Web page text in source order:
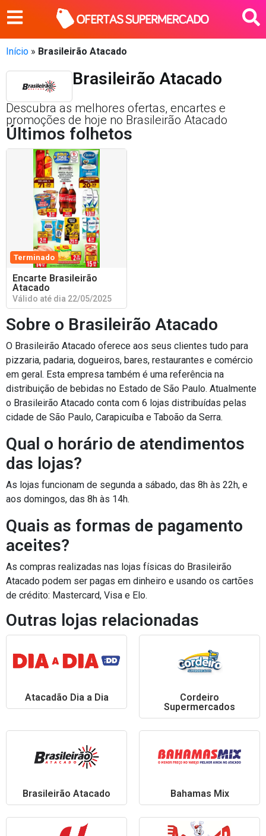
Início » Brasileirão Atacado
Brasileirão Atacado
Descubra as melhores ofertas, encartes e
promoções de hoje no Brasileirão Atacado
Últimos folhetos
Terminado
Encarte Brasileirão
Atacado
Válido até dia 22/05/2025
Sobre o Brasileirão Atacado
O Brasileirão Atacado oferece aos seus clientes tudo para
pizzaria, padaria, dogueiros, bares, restaurantes e comércio
em geral. Esta empresa também é uma referência na
distribuição de bebidas no Estado de São Paulo. Atualmente
o Brasileirão Atacado conta com 6 lojas distribuídas pelas
cidade de São Paulo, Carapicuíba e Taboão da Serra.
Qual o horário de atendimentos
das lojas?
As lojas funcionam de segunda a sábado, das 8h às 22h, e
aos domingos, das 8h às 14h.
Quais as formas de pagamento
aceites?
As compras realizadas nas lojas físicas do Brasileirão
Atacado podem ser pagas em dinheiro e usando os cartões
de crédito: Mastercard, Visa e Elo.
Outras lojas relacionadas
Atacadão Dia a Dia
Cordeiro
Supermercados
Brasileirão Atacado Bahamas Mix